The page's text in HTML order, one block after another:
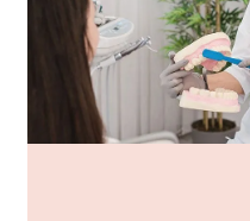
Научные статьи
Видео